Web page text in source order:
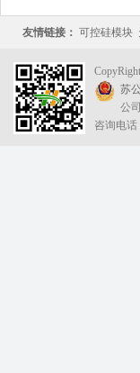
友情链接： 可控硅模块
苏
公
咨询电话